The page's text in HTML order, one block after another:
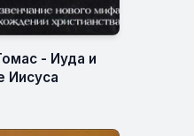
- Иуда и
Иисуса